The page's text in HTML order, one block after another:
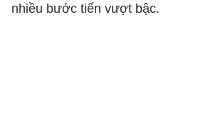
nhiều bước tiến vượt bậc.